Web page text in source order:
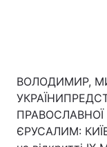
ВОЛОДИМИР,
ЄРУСАЛИМ: